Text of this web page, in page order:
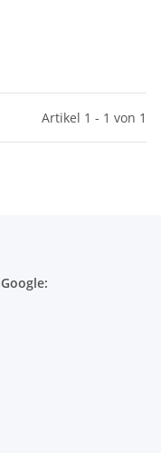
Artikel 1 - 1 von 1